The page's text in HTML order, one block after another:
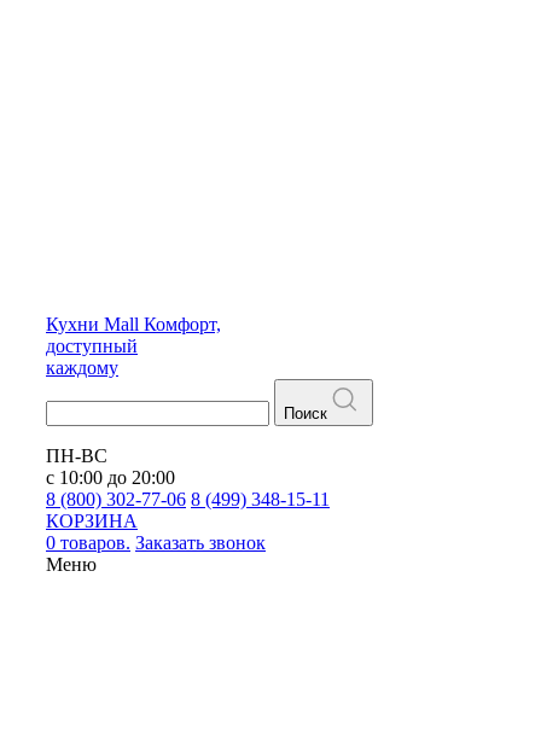
Кухни Mall Комфорт,
доступный
каждому
Поиск
ПН-ВС
с 10:00 до 20:00
8 (800) 302-77-06 8 (499) 348-15-11
КОРЗИНА
0 товаров. Заказать звонок
Меню